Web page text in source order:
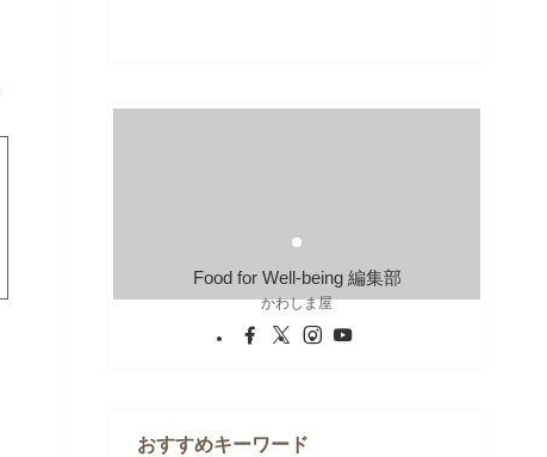
Food for Well-being 編集部
かわしま屋
おすすめキーワード